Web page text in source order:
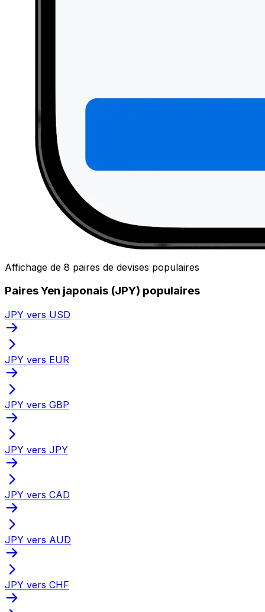
Affichage de 8 paires de devises populaires
Paires Yen japonais (JPY) populaires
JPY vers USD
JPY vers EUR
JPY vers GBP
JPY vers JPY
JPY vers CAD
JPY vers AUD
JPY vers CHF